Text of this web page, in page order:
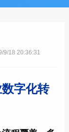
9/18 20:36:31
字化转